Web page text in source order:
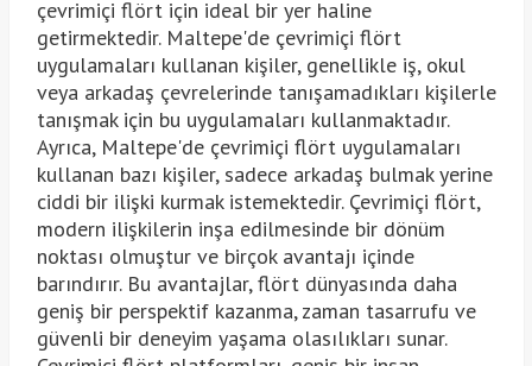
çevrimiçi flört için ideal bir yer haline
getirmektedir. Maltepe'de çevrimiçi flört
uygulamaları kullanan kişiler, genellikle iş, okul
veya arkadaş çevrelerinde tanışamadıkları kişilerle
tanışmak için bu uygulamaları kullanmaktadır.
Ayrıca, Maltepe'de çevrimiçi flört uygulamaları
kullanan bazı kişiler, sadece arkadaş bulmak yerine
ciddi bir ilişki kurmak istemektedir. Çevrimiçi flört,
modern ilişkilerin inşa edilmesinde bir dönüm
noktası olmuştur ve birçok avantajı içinde
barındırır. Bu avantajlar, flört dünyasında daha
geniş bir perspektif kazanma, zaman tasarrufu ve
güvenli bir deneyim yaşama olasılıkları sunar.